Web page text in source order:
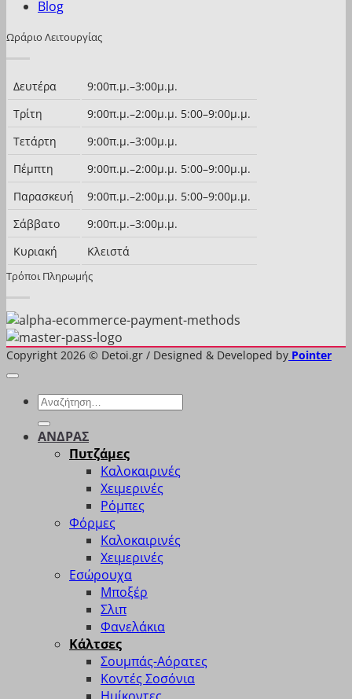
Blog
Ωράριο Λειτουργίας
Δευτέρα
9:00π.μ.–3:00μ.μ.
Τρίτη
9:00π.μ.–2:00μ.μ. 5:00–9:00μ.μ.
Τετάρτη
9:00π.μ.–3:00μ.μ.
Πέμπτη
9:00π.μ.–2:00μ.μ. 5:00–9:00μ.μ.
Παρασκευή
9:00π.μ.–2:00μ.μ. 5:00–9:00μ.μ.
Σάββατο
9:00π.μ.–3:00μ.μ.
Κυριακή
Κλειστά
Τρόποι Πληρωμής
Copyright 2026 © Detoi.gr / Designed & Developed by Pointer
Αναζήτηση
για:
ΑΝΔΡΑΣ
Πυτζάμες
Καλοκαιρινές
Χειμερινές
Ρόμπες
Φόρμες
Καλοκαιρινές
Χειμερινές
Εσώρουχα
Μποξέρ
Σλιπ
Φανελάκια
Κάλτσες
Σουμπάς-Αόρατες
Κοντές Σοσόνια